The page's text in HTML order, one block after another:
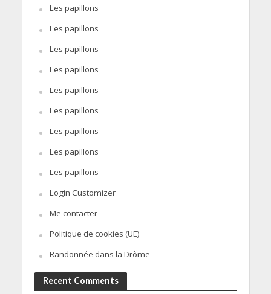
Les papillons
Les papillons
Les papillons
Les papillons
Les papillons
Les papillons
Les papillons
Les papillons
Les papillons
Login Customizer
Me contacter
Politique de cookies (UE)
Randonnée dans la Drôme
Recent Comments